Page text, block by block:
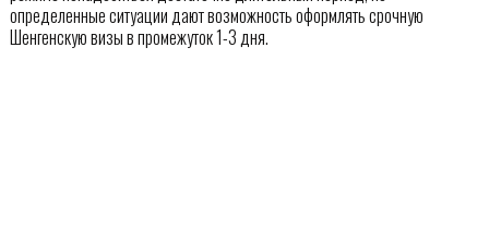
определенные ситуации дают возможность оформлять срочную
Шенгенскую визы в промежуток 1-3 дня.